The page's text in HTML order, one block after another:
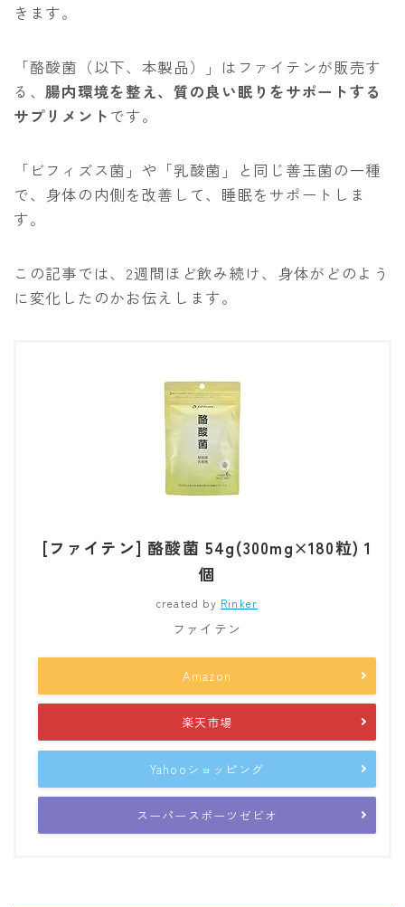
きます。
「酪酸菌（以下、本製品）」はファイテンが販売す
る、 腸内環境を整え、質の良い眠りをサポートする
サプリメント です。
「ビフィズス菌」や「乳酸菌」と同じ善玉菌の一種
で、身体の内側を改善して、睡眠をサポートしま
す。
この記事では、2週間ほど飲み続け、身体がどのよう
に変化したのかお伝えします。
[ファイテン] 酪酸菌 54g(300mg×180粒) 1
個
created by Rinker
ファイテン
Amazon
楽天市場
Yahooショッピング
スーパースポーツゼビオ